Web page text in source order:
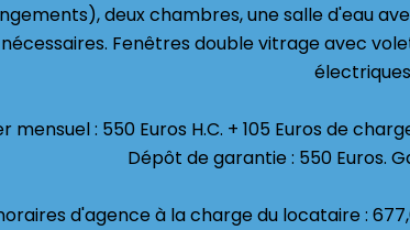
deux chambres, une salle d'eau
nécessaires. Fenêtres double vitrage avec
mensuel : 550 Euros H.C. + 105 Euros de
Dépôt de garantie : 550 Euros.
d'agence à la charge du locataire :